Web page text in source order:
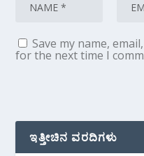
Save my name,
for the next time I
ಇತ್ತೀಚಿನ ವರದಿಗಳು